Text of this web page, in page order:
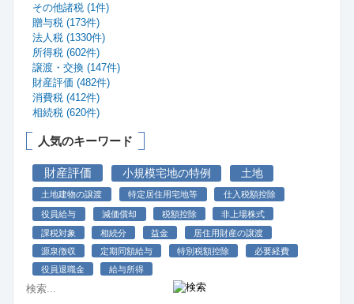
その他諸税 (1件)
贈与税 (173件)
法人税 (1330件)
所得税 (602件)
譲渡・交換 (147件)
財産評価 (482件)
消費税 (412件)
相続税 (620件)
人気のキーワード
財産評価 小規模宅地の特例 土地
土地建物の譲渡 特定居住用宅地等 仕入税額控除
役員給与 減価償却 税額控除
非上場株式
課税対象
相続分 益金
居住用財産の譲渡
源泉徴収
定期同額給与 特別税額控除
必要経費
役員退職金
給与所得